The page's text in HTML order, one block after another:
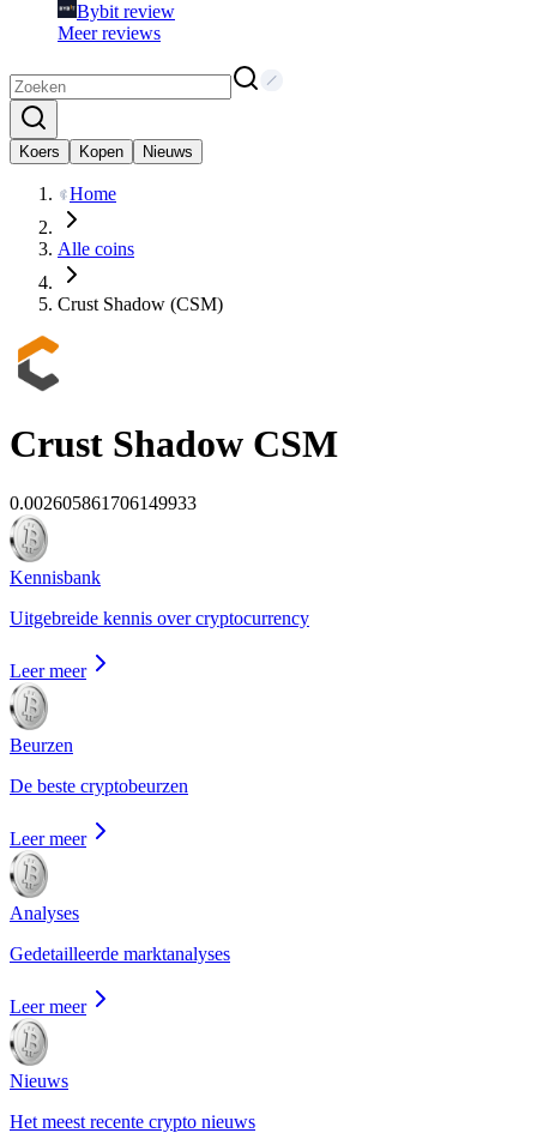
Bybit review
Meer reviews
Koers Kopen Nieuws
Home
Alle coins
Crust Shadow (CSM)
Crust Shadow CSM
0.002605861706149933
Kennisbank
Uitgebreide kennis over cryptocurrency
Leer meer
Beurzen
De beste cryptobeurzen
Leer meer
Analyses
Gedetailleerde marktanalyses
Leer meer
Nieuws
Het meest recente crypto nieuws